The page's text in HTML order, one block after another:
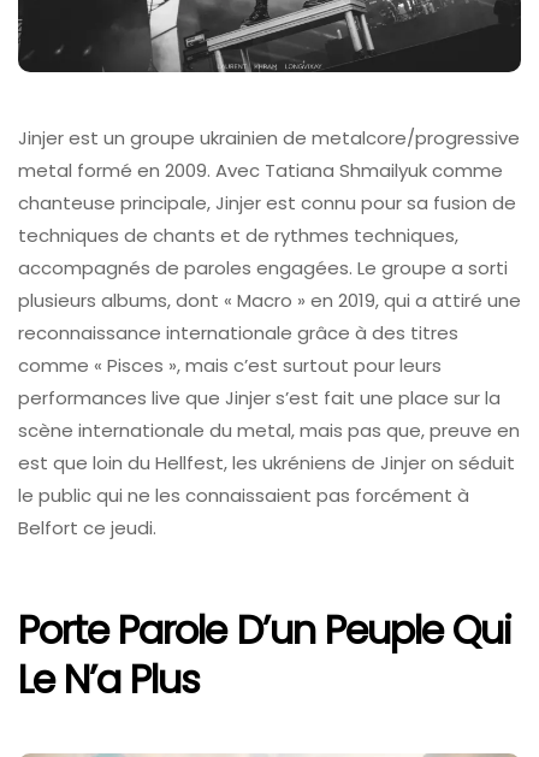
Jinjer est un groupe ukrainien de metalcore/progressive
metal formé en 2009. Avec Tatiana Shmailyuk comme
chanteuse principale, Jinjer est connu pour sa fusion de
techniques de chants et de rythmes techniques,
accompagnés de paroles engagées. Le groupe a sorti
plusieurs albums, dont « Macro » en 2019, qui a attiré une
reconnaissance internationale grâce à des titres
comme « Pisces », mais c’est surtout pour leurs
performances live que Jinjer s’est fait une place sur la
scène internationale du metal, mais pas que, preuve en
est que loin du Hellfest, les ukréniens de Jinjer on séduit
le public qui ne les connaissaient pas forcément à
Belfort ce jeudi.
Porte Parole D’un Peuple Qui
Le N’a Plus